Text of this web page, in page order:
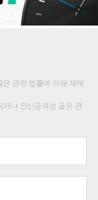
관련 법률에 의해 제재
거나 인신공격성 글은 관